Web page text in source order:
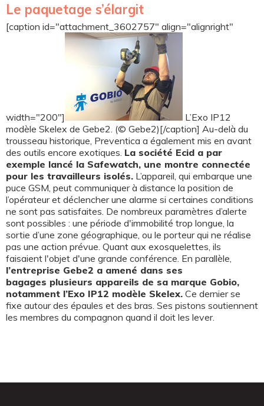
Le paquetage s’élargit
[caption id="attachment_3602757" align="alignright"
width="200"]
L’Exo IP12
modèle Skelex de Gebe2. (© Gebe2)[/caption] Au-delà du
trousseau historique, Preventica a également mis en avant
des outils encore exotiques. La société Ecid a par
exemple lancé la Safewatch, une montre connectée
pour les travailleurs isolés. L’appareil, qui embarque une
puce GSM, peut communiquer à distance la position de
l’opérateur et déclencher une alarme si certaines conditions
ne sont pas satisfaites. De nombreux paramètres d’alerte
sont possibles : une période d'immobilité trop longue, la
sortie d’une zone géographique, ou le porteur qui ne réalise
pas une action prévue. Quant aux exosquelettes, ils
faisaient l'objet d'une grande conférence. En parallèle,
l’entreprise Gebe2 a amené dans ses
bagages plusieurs appareils de sa marque Gobio,
notamment l’Exo IP12 modèle Skelex. Ce dernier se
fixe autour des épaules et des bras. Ses pistons soutiennent
les membres du compagnon quand il doit les lever.